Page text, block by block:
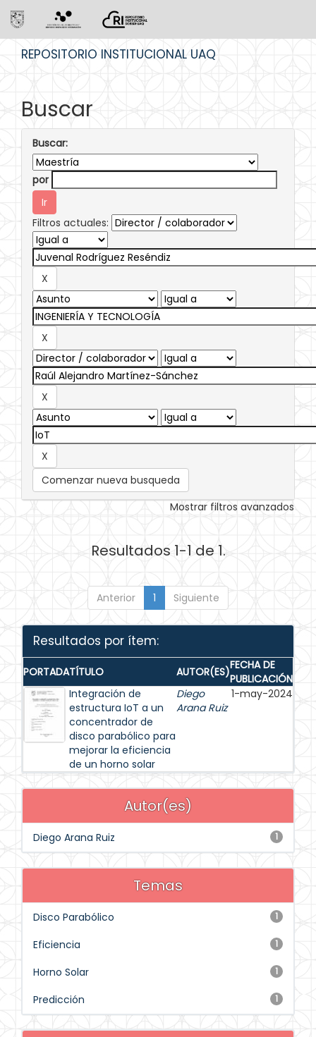
REPOSITORIO INSTITUCIONAL UAQ
Buscar
Buscar:
por
Filtros actuales:
Comenzar nueva busqueda
Mostrar filtros avanzados
Resultados 1-1 de 1.
Anterior 1 Siguiente
Resultados por ítem:
PORTADATÍTULO AUTOR(ES)FECHA DE
PUBLICACIÓN
Integración de
estructura IoT a un
concentrador de
disco parabólico para
mejorar la eficiencia
de un horno solar
Diego
Arana Ruiz
1-may-2024
Autor(es)
1
Diego Arana Ruiz
Temas
1
Disco Parabólico
1
Eficiencia
1
Horno Solar
1
Predicción